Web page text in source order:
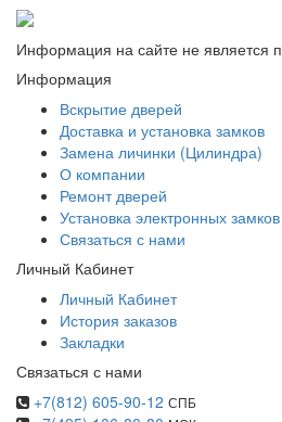
Информация на сайте не является
Информация
Вскрытие дверей
Доставка и установка замков
Замена личинки (Цилиндра)
О компании
Ремонт дверей
Установка электронных замков
Связаться с нами
Личный Кабинет
Личный Кабинет
История заказов
Закладки
Связаться с нами
+7(812) 605-90-12 СПБ